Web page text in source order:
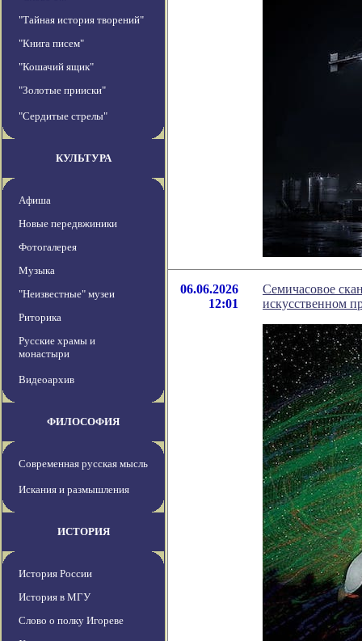
"Тайная история творений"
"Книга писем"
"Кошачий ящик"
"Золотые прииски"
"Сердитые стрелы"
КУЛЬТУРА
Афиша
Новые передвжиники
Фотогалерея
Музыка
"Неизвестные" музеи
Риторика
Русские храмы и
монастыри
Видеоархив
ФИЛОСОФИЯ
Современная русская мысль
Искания и размышления
ИСТОРИЯ
История России
История в МГУ
Слово о полку Игореве
06.06.2026
12:01
Семичасовое
искусственном